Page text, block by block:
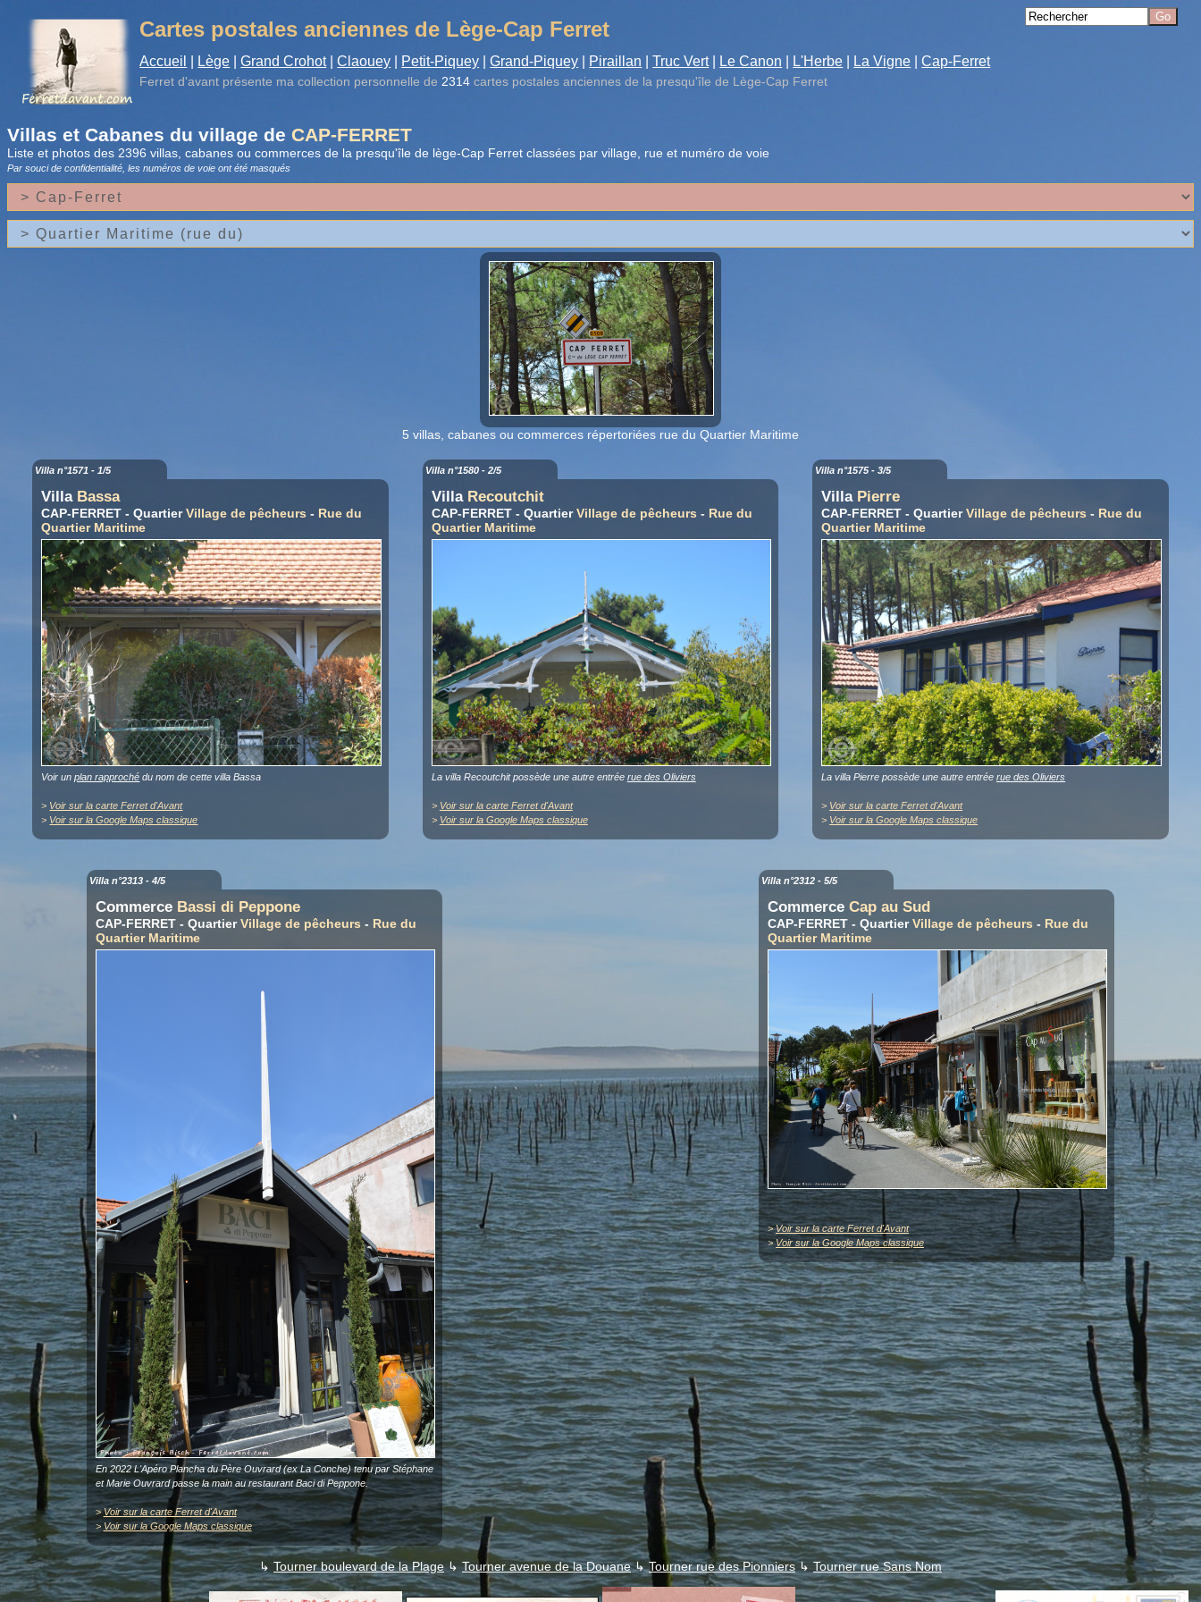
Cartes postales anciennes de Lège-Cap Ferret
Accueil Lège Grand Crohot Claouey Petit-Piquey Grand-Piquey Piraillan Truc Vert Le Canon L'Herbe La Vigne Cap-Ferret
Ferret d'avant présente ma collection personnelle de 2314 cartes postales anciennes de la presqu'île de Lège-Cap Ferret
Villas et Cabanes du village de CAP-FERRET
Liste et photos des 2396 villas, cabanes ou commerces de la presqu'île de lège-Cap Ferret classées par village, rue et numéro de voie
Par souci de confidentialité, les numéros de voie ont été masqués
5 villas, cabanes ou commerces répertoriées rue du Quartier Maritime
Villa n°1571 - 1/5
Villa Bassa
CAP-FERRET - QuartierVillage de pêcheurs - Rue du
Quartier Maritime
Voir unplan rapproché du nom de cette villa Bassa
> Voir sur la carte Ferret d'Avant
> Voir sur la Google Maps classique
Villa n°1580 - 2/5
Villa Recoutchit
CAP-FERRET - QuartierVillage de pêcheurs - Rue du
Quartier Maritime
La villa Recoutchit possède une autre entrée rue des Oliviers
> Voir sur la carte Ferret d'Avant
> Voir sur la Google Maps classique
Villa n°1575 - 3/5
Villa Pierre
CAP-FERRET - QuartierVillage de pêcheurs - Rue du
Quartier Maritime
La villa Pierre possède une autre entréerue des Oliviers
> Voir sur la carte Ferret d'Avant
> Voir sur la Google Maps classique
Villa n°2313 - 4/5
Commerce Bassi di Peppone
CAP-FERRET - QuartierVillage de pêcheurs - Rue du
Quartier Maritime
En 2022 L'Apéro Plancha du Père Ouvrard (ex La Conche) tenu par Stéphane
et Marie Ouvrard passe la main au restaurant Baci di Peppone.
>Voir sur la carte Ferret d'Avant
> Voir sur la Google Maps classique
Villa n°2312 - 5/5
CommerceCap au Sud
CAP-FERRET - QuartierVillage de pêcheurs - Rue du
Quartier Maritime
>Voir sur la carte Ferret d'Avant
>Voir sur la Google Maps classique
↳ Tourner boulevard de la Plage↳Tourner avenue de la Douane↳Tourner rue des Pionniers↳ Tourner rue Sans Nom